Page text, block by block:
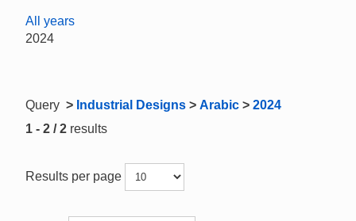
All years
2024
Query > Industrial Designs > Arabic > 2024
1 - 2 / 2 results
Results per page